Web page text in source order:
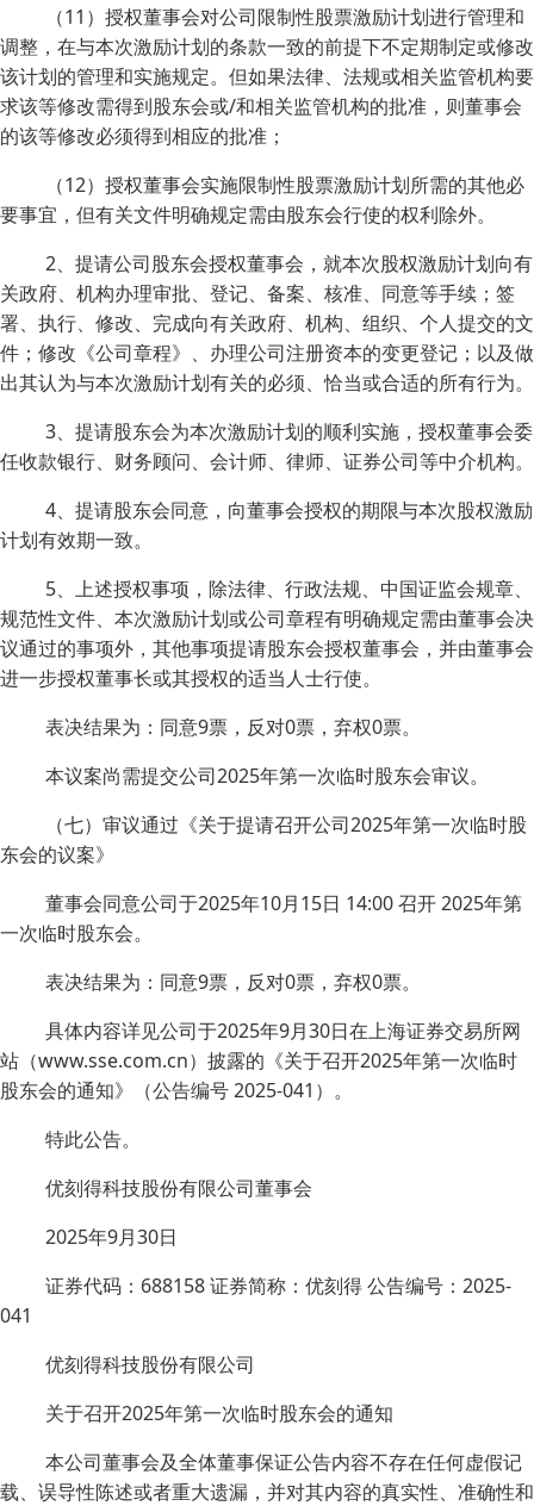
（11）授权董事会对公司限制性股票激励计划进行管理和
调整，在与本次激励计划的条款一致的前提下不定期制定或修改
该计划的管理和实施规定。但如果法律、法规或相关监管机构要
求该等修改需得到股东会或/和相关监管机构的批准，则董事会
的该等修改必须得到相应的批准；
（12）授权董事会实施限制性股票激励计划所需的其他必
要事宜，但有关文件明确规定需由股东会行使的权利除外。
2、提请公司股东会授权董事会，就本次股权激励计划向有
关政府、机构办理审批、登记、备案、核准、同意等手续；签
署、执行、修改、完成向有关政府、机构、组织、个人提交的文
件；修改《公司章程》、办理公司注册资本的变更登记；以及做
出其认为与本次激励计划有关的必须、恰当或合适的所有行为。
3、提请股东会为本次激励计划的顺利实施，授权董事会委
任收款银行、财务顾问、会计师、律师、证券公司等中介机构。
4、提请股东会同意，向董事会授权的期限与本次股权激励
计划有效期一致。
5、上述授权事项，除法律、行政法规、中国证监会规章、
规范性文件、本次激励计划或公司章程有明确规定需由董事会决
议通过的事项外，其他事项提请股东会授权董事会，并由董事会
进一步授权董事长或其授权的适当人士行使。
表决结果为：同意9票，反对0票，弃权0票。
本议案尚需提交公司2025年第一次临时股东会审议。
（七）审议通过《关于提请召开公司2025年第一次临时股
东会的议案》
董事会同意公司于2025年10月15日 14:00 召开 2025年第
一次临时股东会。
表决结果为：同意9票，反对0票，弃权0票。
具体内容详见公司于2025年9月30日在上海证券交易所网
站（www.sse.com.cn）披露的《关于召开2025年第一次临时
股东会的通知》（公告编号 2025-041）。
特此公告。
优刻得科技股份有限公司董事会
2025年9月30日
证券代码：688158 证券简称：优刻得 公告编号：2025-
041
优刻得科技股份有限公司
关于召开2025年第一次临时股东会的通知
本公司董事会及全体董事保证公告内容不存在任何虚假记
载、误导性陈述或者重大遗漏，并对其内容的真实性、准确性和